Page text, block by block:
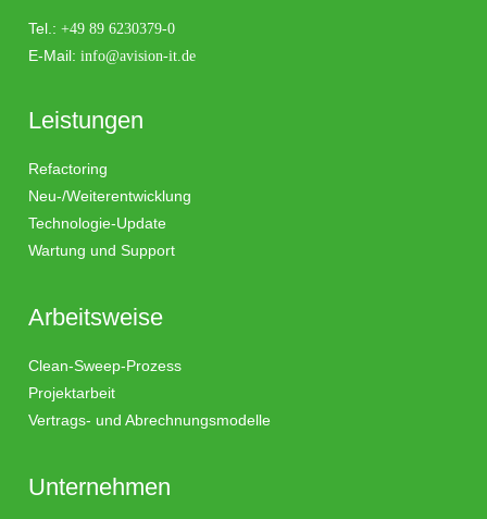
Tel.: +49 89 6230379-0
E-Mail: info@avision-it.de
Leistungen
Refactoring
Neu-/Weiterentwicklung
Technologie-Update
Wartung und Support
Arbeitsweise
Clean-Sweep-Prozess
Projektarbeit
Vertrags- und Abrechnungsmodelle
Unternehmen